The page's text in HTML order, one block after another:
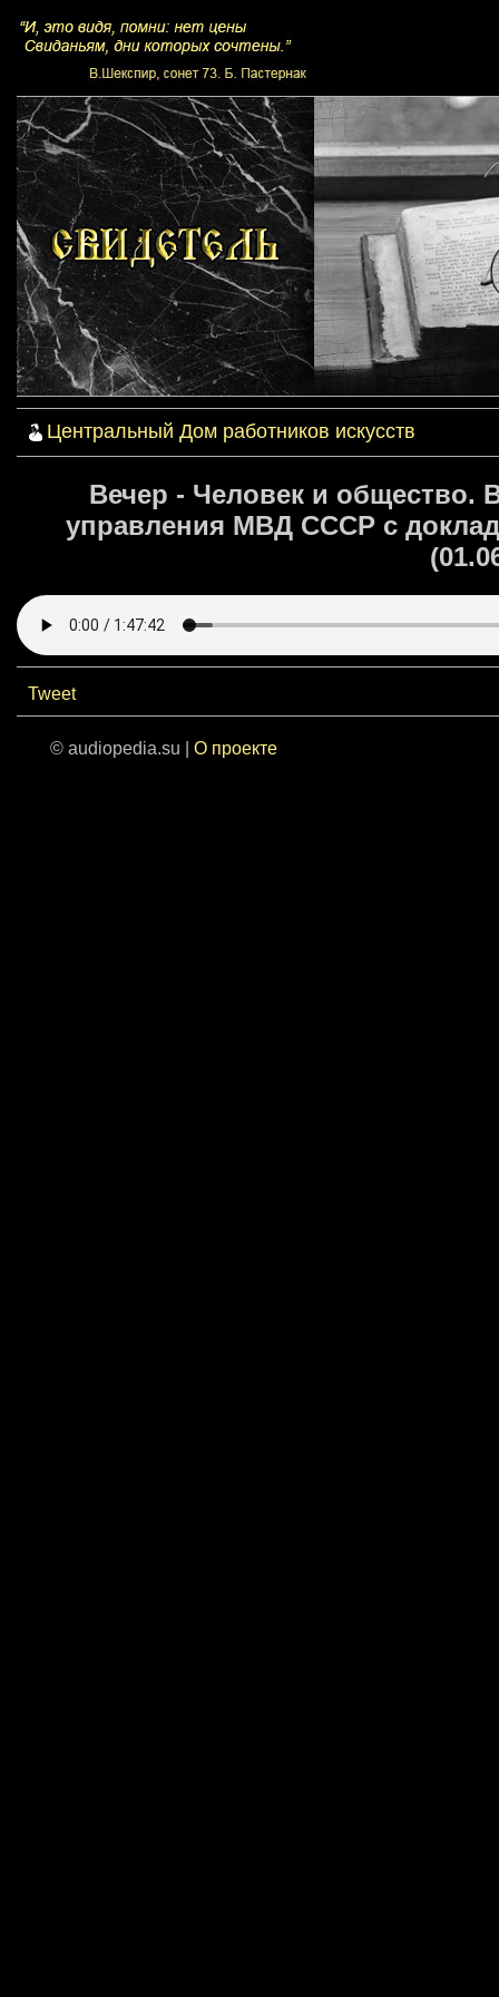
Центральный Дом работников искусств
Вечер - Человек и общество.
управления МВД СССР с
Tweet
© audiopedia.su | О проекте